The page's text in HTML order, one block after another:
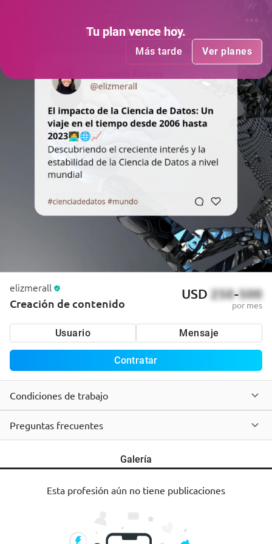
Tu plan ha vencido.
Más tarde Ver planes
Tu plan vence hoy.
Más tarde Ver planes
elizmerall
Creación de contenido
USD 250-500
por mes
Usuario Mensaje
Contratar
Condiciones de trabajo
Preguntas frecuentes
Galería
Esta profesión aún no tiene publicaciones